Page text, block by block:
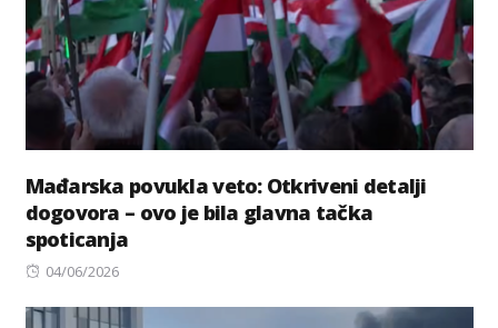
Mađarska povukla veto: Otkriveni detalji
dogovora – ovo je bila glavna tačka
spoticanja
Posted
04/06/2026